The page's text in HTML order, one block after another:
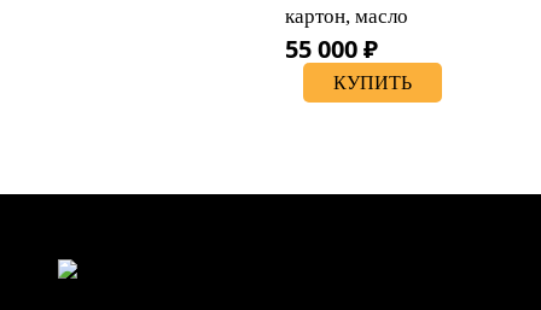
картон, масло
55 000 ₽
КУПИТЬ